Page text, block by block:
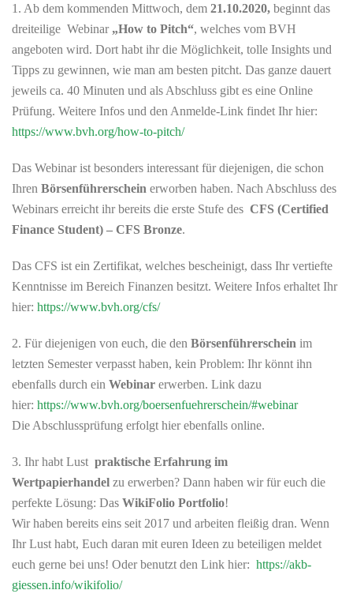
1. Ab dem kommenden Mittwoch, dem 21.10.2020, beginnt das
dreiteilige Webinar„How to Pitch“, welches vom BVH
angeboten wird. Dort habt ihr die Möglichkeit, tolle Insights und
Tipps zu gewinnen, wie man am besten pitcht. Das ganze dauert
jeweils ca. 40 Minuten und als Abschluss gibt es eine Online
Prüfung. Weitere Infos und den Anmelde-Link findet Ihr hier:
https://www.bvh.org/how-to-pitch/
Das Webinar ist besonders interessant für diejenigen, die schon
Ihren Börsenführerschein erworben haben. Nach Abschluss des
Webinars erreicht ihr bereits die erste Stufe des CFS (Certified
Finance Student) – CFS Bronze.
Das CFS ist ein Zertifikat, welches bescheinigt, dass Ihr vertiefte
Kenntnisse im Bereich Finanzen besitzt. Weitere Infos erhaltet Ihr
hier: https://www.bvh.org/cfs/
2. Für diejenigen von euch, die den Börsenführerschein im
letzten Semester verpasst haben, kein Problem: Ihr könnt ihn
ebenfalls durch ein Webinar erwerben. Link dazu
hier: https://www.bvh.org/boersenfuehrerschein/#webinar
Die Abschlussprüfung erfolgt hier ebenfalls online.
3. Ihr habt Lust praktische Erfahrung im
Wertpapierhandel zu erwerben? Dann haben wir für euch die
perfekte Lösung: Das WikiFolio Portfolio!
Wir haben bereits eins seit 2017 und arbeiten fleißig dran. Wenn
Ihr Lust habt, Euch daran mit euren Ideen zu beteiligen meldet
euch gerne bei uns! Oder benutzt den Link hier: https://akb-
giessen.info/wikifolio/